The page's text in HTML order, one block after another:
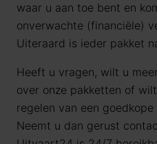
waar u aan toe bent en
onverwachte (financiële)
Uiteraard is ieder pakket
Heeft u vragen, wilt u
over onze pakketten of
regelen van een
Neemt u dan gerust